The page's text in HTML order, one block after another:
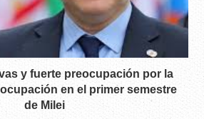
y fuerte preocupación por la
en el primer semestre
de Milei